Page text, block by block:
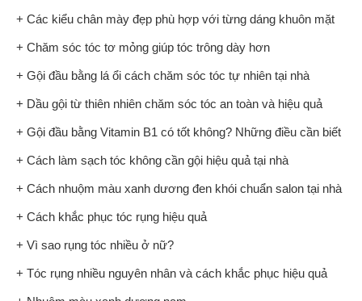
+ Các kiểu chân mày đẹp phù hợp với từng dáng khuôn mặt
+ Chăm sóc tóc tơ mỏng giúp tóc trông dày hơn
+ Gội đầu bằng lá ổi cách chăm sóc tóc tự nhiên tại nhà
+ Dầu gội từ thiên nhiên chăm sóc tóc an toàn và hiệu quả
+ Gội đầu bằng Vitamin B1 có tốt không? Những điều cần biết
+ Cách làm sạch tóc không cần gội hiệu quả tại nhà
+ Cách nhuộm màu xanh dương đen khói chuẩn salon tại nhà
+ Cách khắc phục tóc rụng hiệu quả
+ Vì sao rụng tóc nhiều ở nữ?
+ Tóc rụng nhiều nguyên nhân và cách khắc phục hiệu quả